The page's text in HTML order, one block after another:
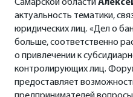
Самарской области
актуальность тематики,
юридических лиц. «Дел о
больше, соответственно
о привлечении к
контролирующих лиц.
предоставляет